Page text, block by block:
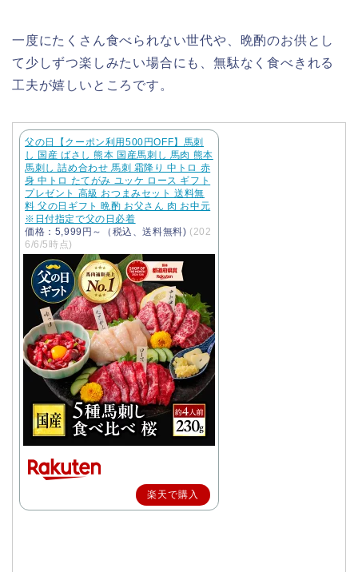
一度にたくさん食べられない世代や、晩酌のお供とし
て少しずつ楽しみたい場合にも、無駄なく食べきれる
工夫が嬉しいところです。
父の日【クーポン利用500円OFF】馬刺
し 国産 ばさし 熊本 国産馬刺し 馬肉 熊本
馬刺し 詰め合わせ 馬刺 霜降り 中トロ 赤
身 中トロ たてがみ ユッケ ロース ギフト
プレゼント 高級 おつまみセット 送料無
料 父の日ギフト 晩酌 お父さん 肉 お中元
※日付指定で父の日必着
価格：5,999円～（税込、送料無料) (202
6/6/5時点)
楽天で購入